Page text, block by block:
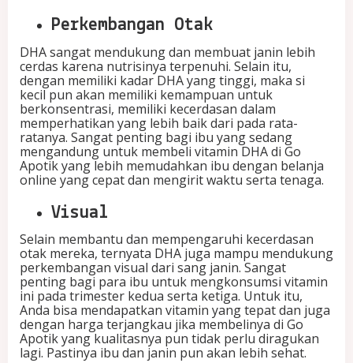
s
a
n
n
y
a
!
Perkembangan Otak
DHA sangat mendukung dan membuat janin lebih
cerdas karena nutrisinya terpenuhi. Selain itu,
dengan memiliki kadar DHA yang tinggi, maka si
kecil pun akan memiliki kemampuan untuk
berkonsentrasi, memiliki kecerdasan dalam
memperhatikan yang lebih baik dari pada rata-
ratanya. Sangat penting bagi ibu yang sedang
mengandung untuk membeli vitamin DHA di Go
Apotik yang lebih memudahkan ibu dengan belanja
online yang cepat dan mengirit waktu serta tenaga.
Visual
Selain membantu dan mempengaruhi kecerdasan
otak mereka, ternyata DHA juga mampu mendukung
perkembangan visual dari sang janin. Sangat
penting bagi para ibu untuk mengkonsumsi vitamin
ini pada trimester kedua serta ketiga. Untuk itu,
Anda bisa mendapatkan vitamin yang tepat dan juga
dengan harga terjangkau jika membelinya di Go
Apotik yang kualitasnya pun tidak perlu diragukan
lagi. Pastinya ibu dan janin pun akan lebih sehat.